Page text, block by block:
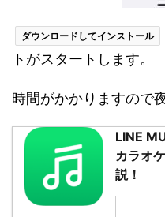
ダウンロードしてインストール
トがスタートします。
時間がかかりますので
LINE
カラオ
説！